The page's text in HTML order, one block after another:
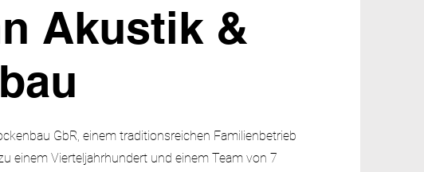
Akustik &
GbR, einem traditionsreichen Familienbetrieb
einem Vierteljahrhundert und einem Team von 7